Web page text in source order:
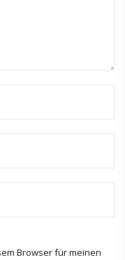
Browser für meinen